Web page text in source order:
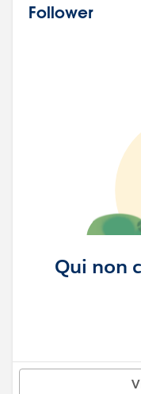
Follower
Qui non